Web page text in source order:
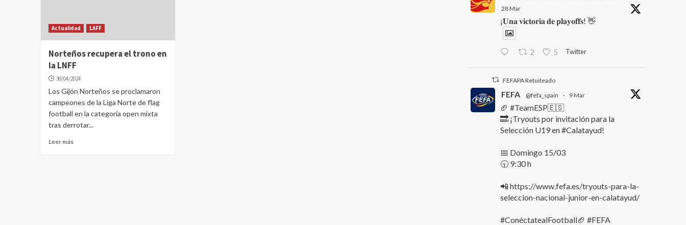
Actualidad LAFF
Norteños recupera el trono en
la LNFF
30/04/2024
Los Gijón Norteños se proclamaron
campeones de la Liga Norte de flag
football en la categoría open mixta
tras derrotar...
Leer más
28 Mar
¡𝐔𝐧𝐚 𝐯𝐢𝐜𝐭𝐨𝐫𝐢𝐚 𝐝𝐞 𝐩𝐥𝐚𝐲𝐨𝐟𝐟𝐬! 👋
2 5 Twitter
FEFAPA Retuiteado
FEFA @fefa_spain · 9 Mar
🏈 #TeamESP🇪🇸
🔜 ¡Tryouts por invitación para la
Selección U19 en #Calatayud!
📅 Domingo 15/03
🕤 9:30 h
📲 https://www.fefa.es/tryouts-para-la-
seleccion-nacional-junior-en-calatayud/
#ConéctatealFootball🏈 #FEFA